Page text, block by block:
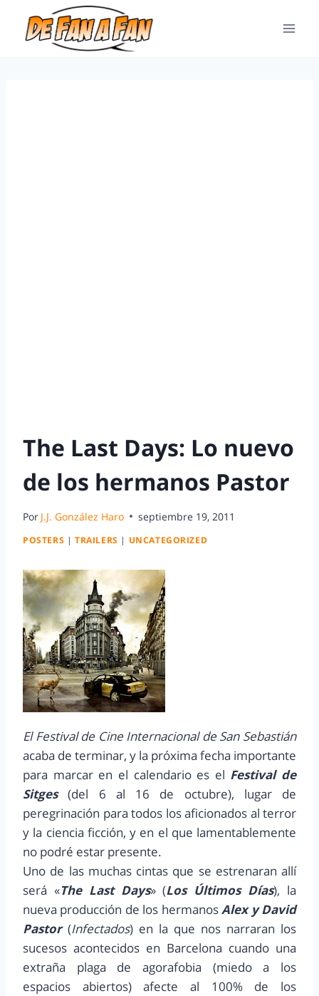
The Last Days: Lo nuevo
de los hermanos Pastor
Por J.J. González Haro septiembre 19, 2011
POSTERS | TRAILERS | UNCATEGORIZED
El Festival de Cine Internacional de San Sebastián
acaba de terminar, y la próxima fecha importante
para marcar en el calendario es el Festival de
Sitges(del 6 al 16 de octubre), lugar de
peregrinación para todos los aficionados al terror
y la ciencia ficción, y en el que lamentablemente
no podré estar presente.
Uno de las muchas cintas que se estrenaran allí
será «The Last Days» (Los Últimos Días), la
nueva producción de los hermanosAlex y David
Pastor(Infectados) en la que nos narraran los
sucesos acontecidos en Barcelona cuando una
extraña plaga de agorafobia (miedo a los
espacios abiertos) afecte al 100% de los